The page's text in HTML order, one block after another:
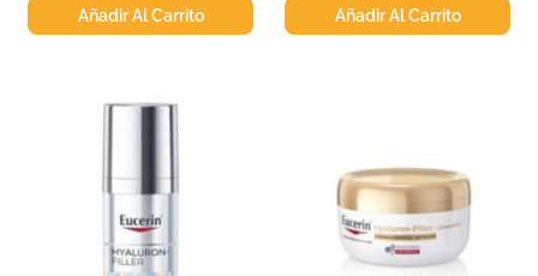
Añadir Al Carrito Añadir Al Carrito